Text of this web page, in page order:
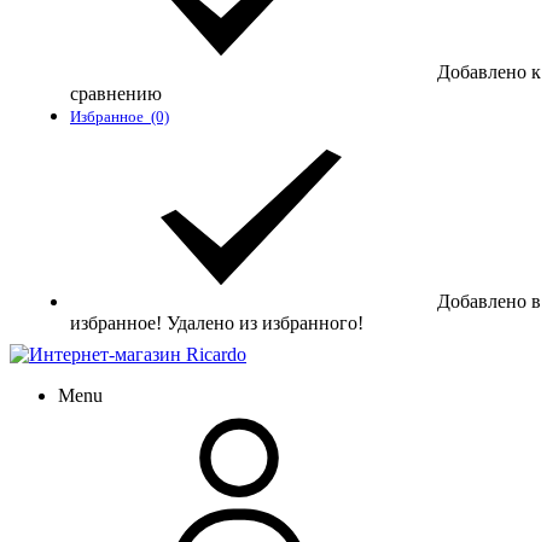
Добавлено к
сравнению
Избранное (0)
Добавлено в
избранное! Удалено из избранного!
Menu